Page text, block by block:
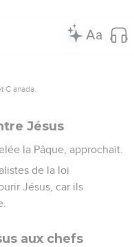
C anada.
Jésus
la Pâque, approchait.
de la loi
Jésus, car ils
aux chefs